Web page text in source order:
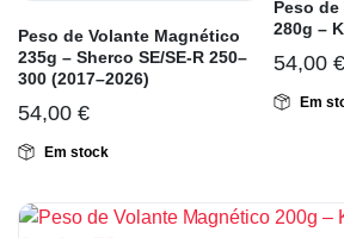
Peso de Volante Magnético
235g – Sherco SE/SE-R 250–
300 (2017–2026)
54,00 €
Em stock
Peso
280g –
54,00 €
Em